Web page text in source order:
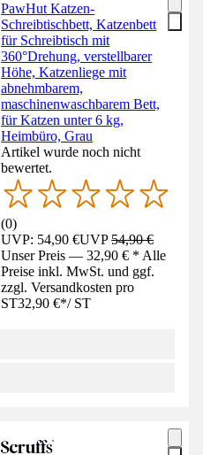
PawHut Katzen-
Schreibtischbett, Katzenbett
für Schreibtisch mit
360°Drehung, verstellbarer
Höhe, Katzenliege mit
abnehmbarem,
maschinenwaschbarem Bett,
für Katzen unter 6 kg,
Heimbüro, Grau
Artikel wurde noch nicht
bewertet.
(0)
UVP: 54,90 €UVP54,90 €
Unser Preis — 32,90 € * Alle
Preise inkl. MwSt. und ggf.
zzgl. Versandkosten pro
ST32,90 €*/ ST